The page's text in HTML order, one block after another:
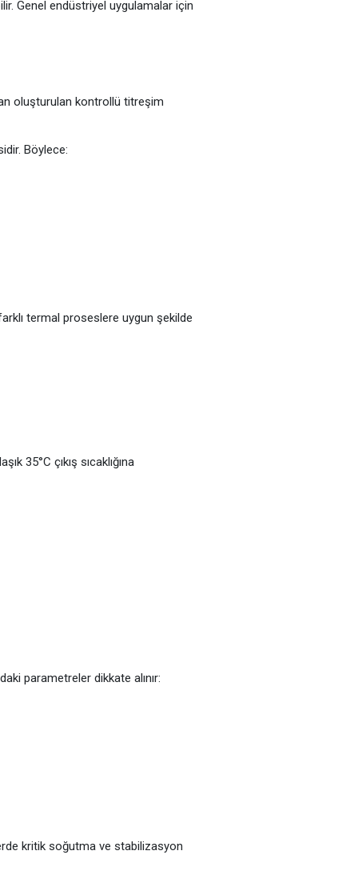
Genel endüstriyel uygulamalar için
oluşturulan kontrollü titreşim
Böylece:
termal proseslere uygun şekilde
35°C çıkış sıcaklığına
parametreler dikkate alınır:
kritik soğutma ve stabilizasyon